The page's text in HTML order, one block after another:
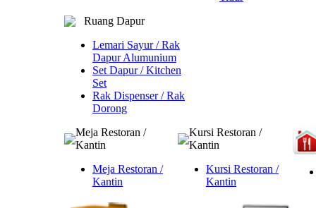
Ruang Dapur
Lemari Sayur / Rak
Dapur Alumunium
Set Dapur / Kitchen
Set
Rak Dispenser / Rak
Dorong
Meja Restoran /
Kantin
Meja Restoran /
Kantin
Kursi Restoran /
Kantin
Kursi Restoran /
Kantin